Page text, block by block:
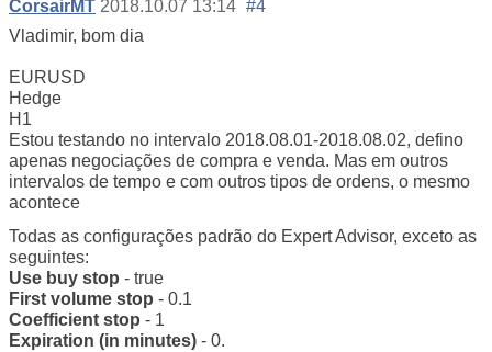
CorsairMT 2018.10.07 13:14 #4
Vladimir, bom dia
EURUSD
Hedge
H1
Estou testando no intervalo 2018.08.01-2018.08.02, defino
apenas negociações de compra e venda. Mas em outros
intervalos de tempo e com outros tipos de ordens, o mesmo
acontece
Todas as configurações padrão do Expert Advisor, exceto as
seguintes:
Use buy stop - true
First volume stop - 0.1
Coefficient stop - 1
Expiration (in minutes) - 0.